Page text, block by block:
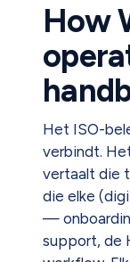
How
Het ISO-
verbindt.
vertaalt die
die elke
—
support, de